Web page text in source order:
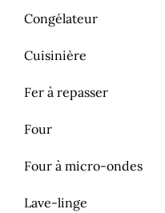
Congélateur
Cuisinière
Fer à repasser
Four
Four à micro-ondes
Lave-linge